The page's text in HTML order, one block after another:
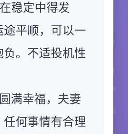
稳定中得发
途平顺，可以一
。不适投机性
满幸福，夫妻
任何事情有合理